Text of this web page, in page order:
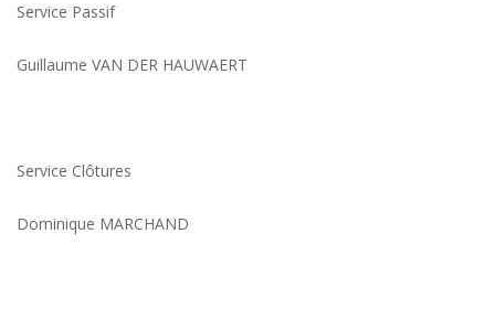
Service Passif
Guillaume VAN DER HAUWAERT
Service Clôtures
Dominique MARCHAND